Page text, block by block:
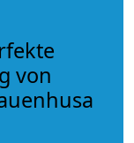
von